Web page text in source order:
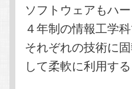
ソフトウェアもハ
４年制の情報工学科
それぞれの技術に
して柔軟に利用す